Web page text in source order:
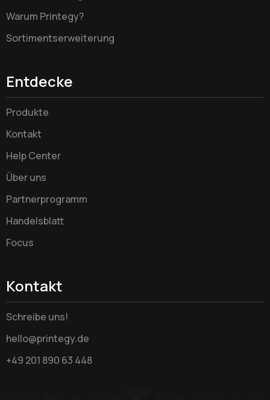
Warum Printegy?
Sortimentserweiterung
Entdecke
Produkte
Kontakt
Help Center
Über uns
Partnerprogramm
Handelsblatt
Focus
Kontakt
Schreibe uns!
hello@printegy.de
+49 201 890 63 448